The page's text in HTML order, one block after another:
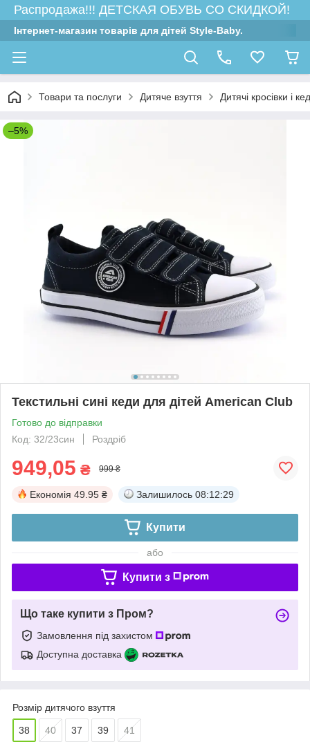
Распродажа!!! ДЕТСКАЯ ОБУВЬ СО СКИДКОЙ!
Інтернет-магазин товарів для дітей Style-Baby.
Товари та послуги Дитяче взуття Дитячі кросівки і
–5%
Текстильні сині кеди для дітей American Club
Готово до відправки
Код: 32/23син
Роздріб
949,05 ₴ 999 ₴
Економія 49.95 ₴ Залишилось 08:12:28
Купити
або
Купити з
Що таке купити з Пром?
Замовлення під захистом
Доступна доставка
Розмір дитячого взуття
38 40 37 39 41